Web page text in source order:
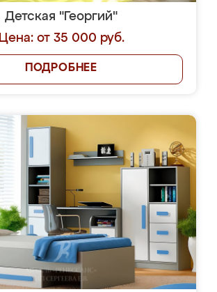
Детская "Георгий"
Цена: от 35 000 руб.
ПОДРОБНЕЕ